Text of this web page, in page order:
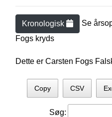
Kronologisk Se
Fogs kryds
Dette er Carsten Fogs
Copy CSV
Søg: